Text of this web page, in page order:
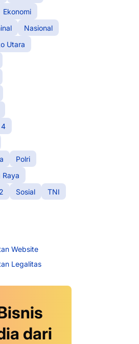
Ekonomi
Nasional
Utara
4
Polri
Sosial TNI
Website
Legalitas
dari